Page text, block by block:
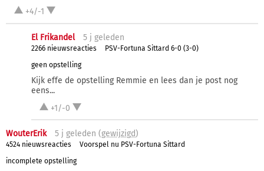
+4/-1
El Frikandel 5 j geleden
2266 nieuwsreacties
PSV-Fortuna Sittard 6-0 (3-0)
geen opstelling
Kijk effe de opstelling Remmie en lees dan je post nog
eens...
+1/-0
WouterErik 5 j geleden (gewijzigd)
4524 nieuwsreacties
Voorspel nu PSV-Fortuna Sittard
incomplete opstelling